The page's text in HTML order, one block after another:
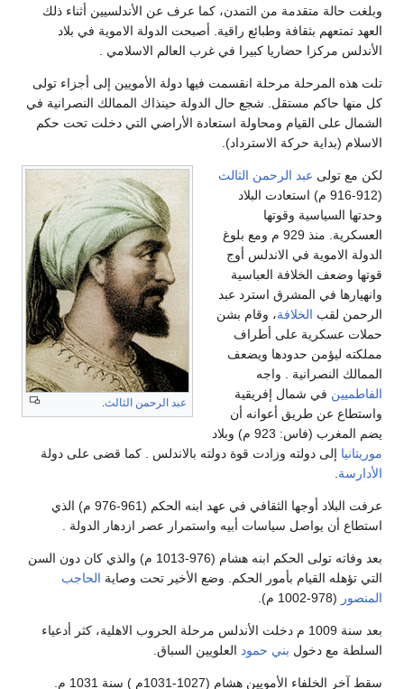
وبلغت حالة متقدمة من التمدن، كما عرف عن الأندلسيين أثناء ذلك
العهد تمتعهم بثقافة وطبائع راقية. أصبحت الدولة الاموية في بلاد
الأندلس مركزا حضاريا كبيرا في غرب العالم الاسلامي .
تلت هذه المرحلة مرحلة انقسمت فيها دولة الأمويين إلى أجزاء تولى
كل منها حاكم مستقل. شجع حال الدولة حينذاك الممالك النصرانية في
الشمال على القيام ومحاولة استعادة الأراضي التي دخلت تحت حكم
الاسلام (بداية حركة الاسترداد).
عبد الرحمن الثالث.
لكن مع تولى عبد الرحمن الثالث
(912-916 م) استعادت البلاد
وحدتها السياسية وقوتها
العسكرية. منذ 929 م ومع بلوغ
الدولة الاموية في الاندلس أوج
قوتها وضعف الخلافة العباسية
وانهيارها في المشرق استرد عبد
الرحمن لقب الخلافة، وقام بشن
حملات عسكرية على أطراف
مملكته ليؤمن حدودها ويضعف
الممالك النصرانية . واجه
الفاطميين في شمال إفريقية
واستطاع عن طريق أعوانه أن
يضم المغرب (فاس: 923 م) وبلاد
موريتانيا إلى دولته وزادت قوة دولته بالاندلس . كما قضى على دولة
الأدارسة
عرفت البلاد أوجها الثقافي في عهد ابنه الحكم (961-976 م) الذي
استطاع أن يواصل سياسات أبيه واستمرار عصر ازدهار الدولة .
بعد وفاته تولى الحكم ابنه هشام (976-1013 م) والذي كان دون السن
التي تؤهله القيام بأمور الحكم. وضع الأخير تحت وصاية الحاجب
المنصور (978-1002 م).
بعد سنة 1009 م دخلت الأندلس مرحلة الحروب الاهلية، كثر أدعياء
السلطة مع دخول بني حمود العلويين السباق.
سقط آخر الخلفاء الأمويين هشام (1027-1031م ) سنة 1031 م.